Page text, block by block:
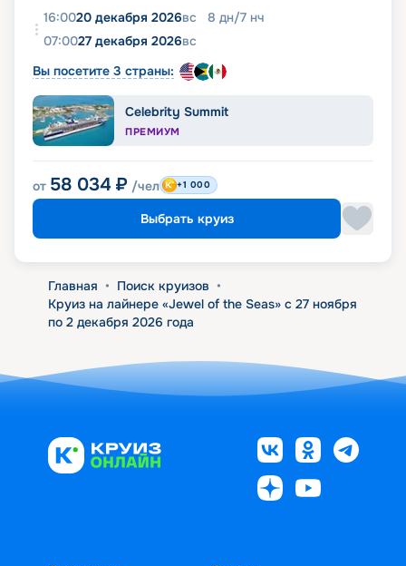
16:0020 декабря 2026вс 8 дн/7 нч
07:0027 декабря 2026вс
Вы посетите 3 страны:
Celebrity Summit
ПРЕМИУМ
от 58 034 ₽ /чел +1 000
Выбрать круиз
Главная • Поиск круизов •
Круиз на лайнере «Jewel of the Seas» с 27 ноября
по 2 декабря 2026 года